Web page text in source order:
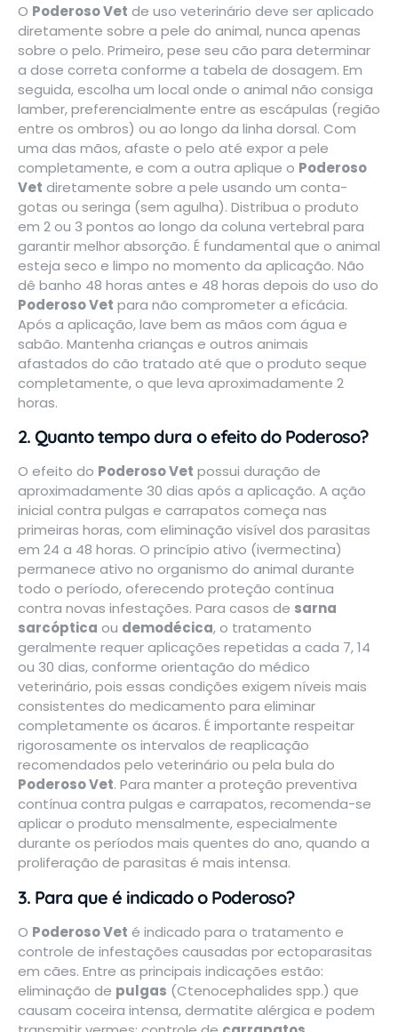
O Poderoso Vet de uso veterinário deve ser aplicado
diretamente sobre a pele do animal, nunca apenas
sobre o pelo. Primeiro, pese seu cão para determinar
a dose correta conforme a tabela de dosagem. Em
seguida, escolha um local onde o animal não consiga
lamber, preferencialmente entre as escápulas (região
entre os ombros) ou ao longo da linha dorsal. Com
uma das mãos, afaste o pelo até expor a pele
completamente, e com a outra aplique o Poderoso
Vet diretamente sobre a pele usando um conta-
gotas ou seringa (sem agulha). Distribua o produto
em 2 ou 3 pontos ao longo da coluna vertebral para
garantir melhor absorção. É fundamental que o animal
esteja seco e limpo no momento da aplicação. Não
dê banho 48 horas antes e 48 horas depois do uso do
Poderoso Vet para não comprometer a eficácia.
Após a aplicação, lave bem as mãos com água e
sabão. Mantenha crianças e outros animais
afastados do cão tratado até que o produto seque
completamente, o que leva aproximadamente 2
horas.
2. Quanto tempo dura o efeito do Poderoso?
O efeito do Poderoso Vet possui duração de
aproximadamente 30 dias após a aplicação. A ação
inicial contra pulgas e carrapatos começa nas
primeiras horas, com eliminação visível dos parasitas
em 24 a 48 horas. O princípio ativo (ivermectina)
permanece ativo no organismo do animal durante
todo o período, oferecendo proteção contínua
contra novas infestações. Para casos de sarna
sarcóptica ou demodécica, o tratamento
geralmente requer aplicações repetidas a cada 7, 14
ou 30 dias, conforme orientação do médico
veterinário, pois essas condições exigem níveis mais
consistentes do medicamento para eliminar
completamente os ácaros. É importante respeitar
rigorosamente os intervalos de reaplicação
recomendados pelo veterinário ou pela bula do
Poderoso Vet. Para manter a proteção preventiva
contínua contra pulgas e carrapatos, recomenda-se
aplicar o produto mensalmente, especialmente
durante os períodos mais quentes do ano, quando a
proliferação de parasitas é mais intensa.
3. Para que é indicado o Poderoso?
O Poderoso Vet é indicado para o tratamento e
controle de infestações causadas por ectoparasitas
em cães. Entre as principais indicações estão:
eliminação de pulgas (Ctenocephalides spp.) que
causam coceira intensa, dermatite alérgica e podem